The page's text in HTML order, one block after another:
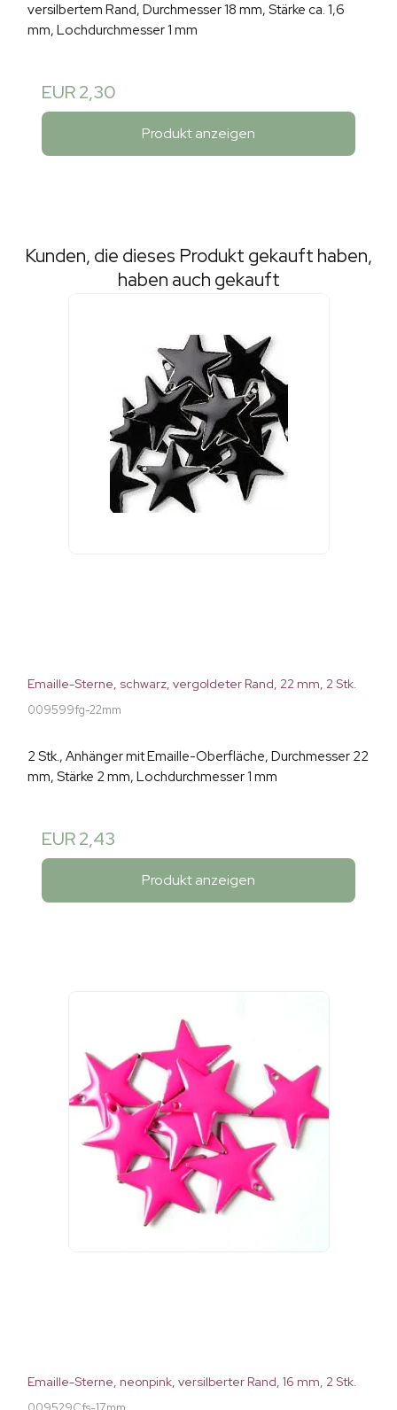
versilbertem Rand, Durchmesser 18 mm, Stärke ca. 1,6
mm, Lochdurchmesser 1 mm
EUR 2,30
Produkt anzeigen
Kunden, die dieses Produkt gekauft haben,
haben auch gekauft
Emaille-Sterne, schwarz, vergoldeter Rand, 22 mm, 2 Stk.
009599fg-22mm
2 Stk., Anhänger mit Emaille-Oberfläche, Durchmesser 22
mm, Stärke 2 mm, Lochdurchmesser 1 mm
EUR 2,43
Produkt anzeigen
Emaille-Sterne, neonpink, versilberter Rand, 16 mm, 2 Stk.